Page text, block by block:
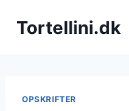
Tortellini.dk
OPSKRIFTER